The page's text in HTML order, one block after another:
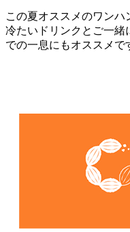
この夏オススメのワンハ
冷たいドリンクとご一緒
での一息にもオススメで